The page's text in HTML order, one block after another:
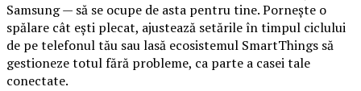
Samsung — să se ocupe de asta pentru tine. Pornește o
spălare cât ești plecat, ajustează setările în timpul ciclului
de pe telefonul tău sau lasă ecosistemul SmartThings să
gestioneze totul fără probleme, ca parte a casei tale
conectate.